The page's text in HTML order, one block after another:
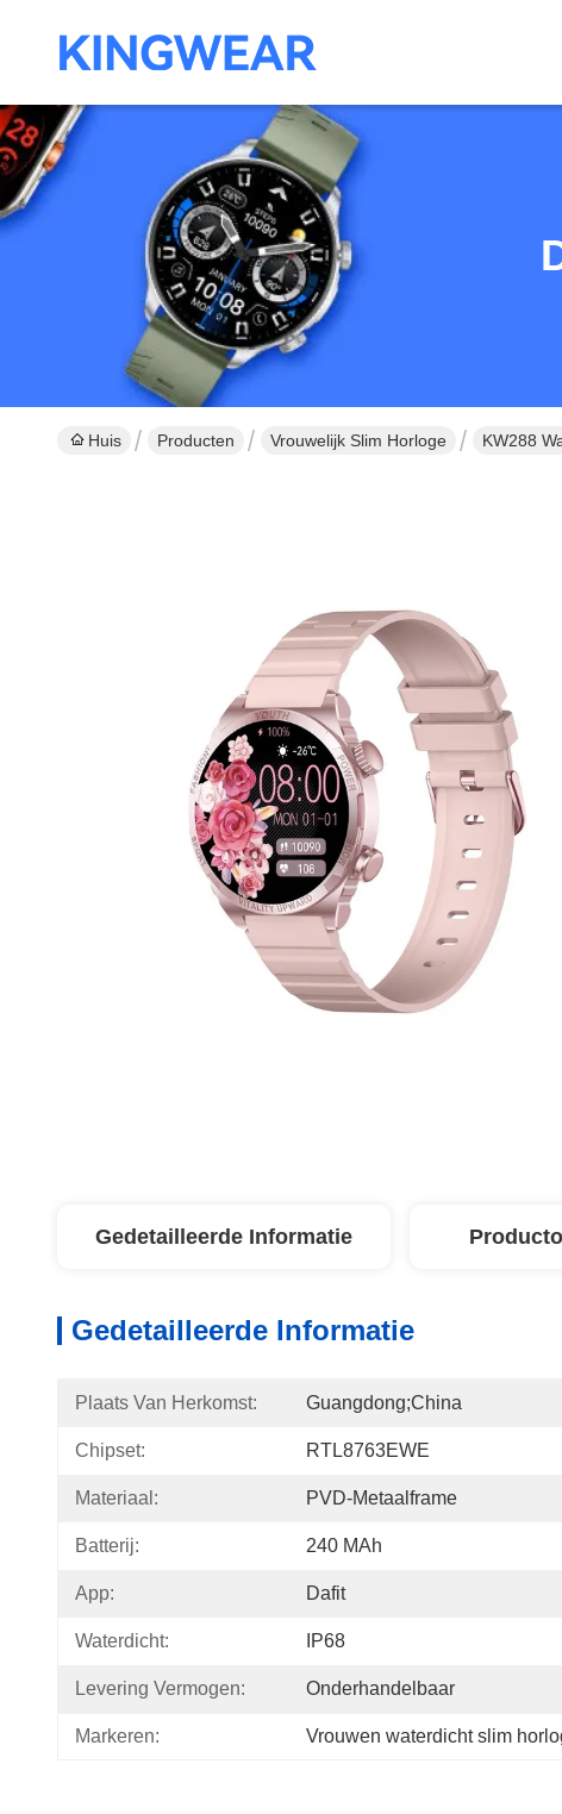
Huis Producten Vrouwelijk Slim Horloge KW288
Gedetailleerde Informatie
Gedetailleerde Informatie
Plaats Van Herkomst: Guangdong;China
Chipset: RTL8763EWE
Materiaal: PVD-Metaalframe
Batterij: 240 MAh
App: Dafit
Waterdicht: IP68
Levering Vermogen: Onderhandelbaar
Markeren: Vrouwen waterdicht slim